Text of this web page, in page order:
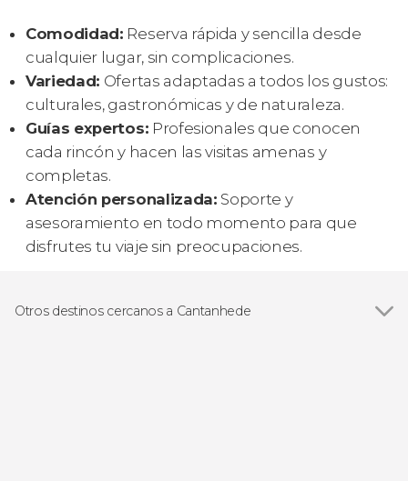
Comodidad: Reserva rápida y sencilla desde
cualquier lugar, sin complicaciones.
Variedad: Ofertas adaptadas a todos los gustos:
culturales, gastronómicas y de naturaleza.
Guías expertos: Profesionales que conocen
cada rincón y hacen las visitas amenas y
completas.
Atención personalizada: Soporte y
asesoramiento en todo momento para que
disfrutes tu viaje sin preocupaciones.
Otros destinos cercanos a Cantanhede